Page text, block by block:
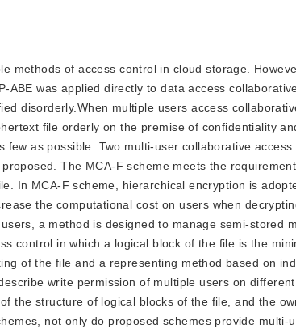
methods of access control in cloud storage.
ABE was applied directly to data access
disorderly.When multiple users access
file orderly on the premise of confidentiality
as possible. Two multi-user collaborative
The MCA-F scheme meets the
In MCA-F scheme, hierarchical encryption is
the computational cost on users when
a method is designed to manage semi-stored
control in which a logical block of the file is the
of the file and a representing method based on
write permission of multiple users on
the structure of logical blocks of the file, and the
not only do proposed schemes provide multi-